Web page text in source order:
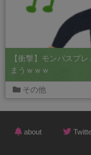
【衝撃】モンパスプ
まうｗｗｗ
その他
about